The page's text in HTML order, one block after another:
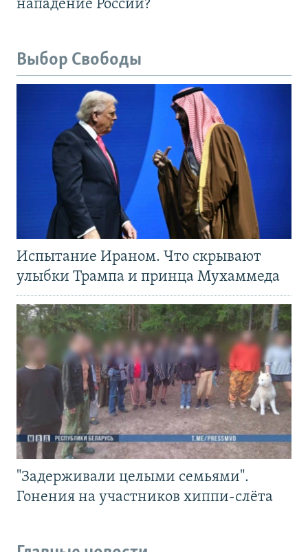
нападение России?
Выбор Свободы
Испытание Ираном. Что скрывают
улыбки Трампа и принца Мухаммеда
"Задерживали целыми семьями".
Гонения на участников хиппи-слёта